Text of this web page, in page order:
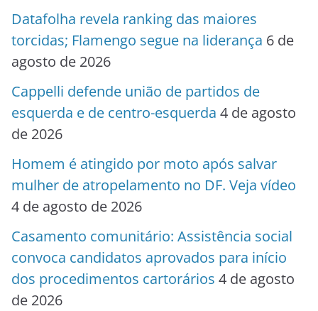
Datafolha revela ranking das maiores
torcidas; Flamengo segue na liderança 6 de
agosto de 2026
Cappelli defende união de partidos de
esquerda e de centro-esquerda 4 de agosto
de 2026
Homem é atingido por moto após salvar
mulher de atropelamento no DF. Veja vídeo
4 de agosto de 2026
Casamento comunitário: Assistência social
convoca candidatos aprovados para início
dos procedimentos cartorários 4 de agosto
de 2026